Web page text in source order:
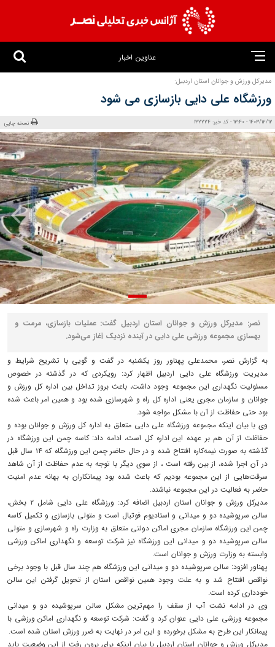
عناوین اخبار
مدیرکل ورزش و جوانان استان اردبیل:
ورزشگاه علی دایی بازسازی می‌ شود
1403/12/12 - 13:40 - کد خبر: 132224 نسخه چاپی
نصر: مدیرکل ورزش و جوانان استان اردبیل گفت: عملیات بازسازی، مرمت و
بهسازی مجموعه ورزشی علی دایی در آینده نزدیک آغاز می‌شود.
به گزارش نصر، محمدعلی پهناور روز یکشنبه در گفت و گویی با تشریح شرایط و
مدیریت ورزشگاه علی دایی اردبیل اظهار کرد: رویکردی که در گذشته در خصوص
مسئولیت نگهداری این مجموعه وجود داشت، باعث بروز تداخل بین اداره کل ورزش و
جوانان و سازمان مجری یعنی اداره کل راه و شهرسازی شده بود و همین امر باعث شده
بود حتی حفاظت از آن با مشکل مواجه شود.
وی با بیان اینکه مجموعه ورزشگاه علی دایی متعلق به اداره کل ورزش و جوانان بوده و
حفاظت از آن هم بر عهده این اداره کل است، ادامه داد: کاسه چمن این ورزشگاه در
گذشته به صورت نیمه‌کاره افتتاح شده و در حال حاضر چمن این ورزشگاه که ۱۴ سال قبل
در آن اجرا شده، از بین رفته است ، از سوی دیگر با توجه به عدم حفاظت از آن شاهد
سرقت‌هایی از این مجموعه بودیم که باعث شده بود پیمانکاران به بهانه عدم امنیت
حاضر به فعالیت در این مجموعه نباشند.
مدیرکل ورزش و جوانان استان اردبیل اضافه کرد: ورزشگاه علی دایی شامل ۲ بخش،
سالن سرپوشیده دو و میدانی و استادیوم فوتبال است و متولی بازسازی و تکمیل کاسه
چمن این ورزشگاه سازمان مجری اماکن دولتی متعلق به وزارت راه و شهرسازی و متولی
سالن سرپوشیده دو و میدانی این ورزشگاه نیز شرکت توسعه و نگهداری اماکن ورزشی
وابسته به وزارت ورزش و جوانان است.
پهناور افزود: سالن سرپوشیده دو و میدانی این ورزشگاه هم چند سال قبل با وجود برخی
نواقص افتتاح شد و به علت وجود همین نواقص استان از تحویل گرفتن این سالن
خودداری کرده است.
وی در ادامه نشت آب از سقف را مهم‌ترین مشکل سالن سرپوشیده دو و میدانی
مجموعه ورزشی علی دایی عنوان کرد و گفت: شرکت توسعه و نگهداری اماکن ورزشی با
پیمانکار این طرح به مشکل برخورده و این امر در نهایت به ضرر ورزش استان شده است.
مدیرکل ورزش و جوانان استان اردبیل با بیان اینکه برای برون رفت از این وضعیت باید